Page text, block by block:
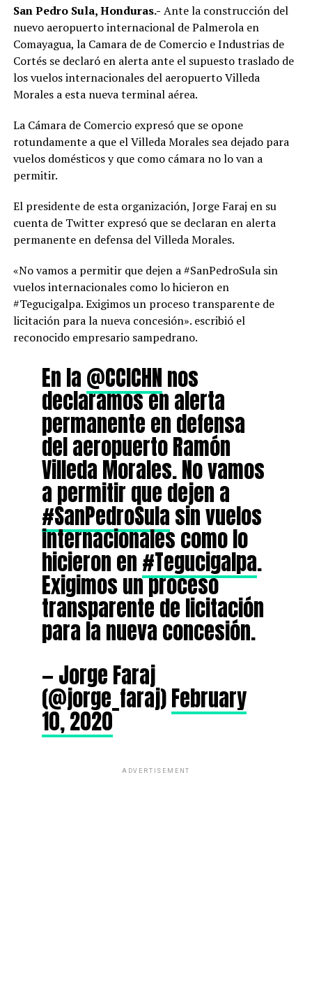
San Pedro Sula, Honduras.- Ante la construcción del
nuevo aeropuerto internacional de Palmerola en
Comayagua, la Camara de de Comercio e Industrias de
Cortés se declaró en alerta ante el supuesto traslado de
los vuelos internacionales del aeropuerto Villeda
Morales a esta nueva terminal aérea.
La Cámara de Comercio expresó que se opone
rotundamente a que el Villeda Morales sea dejado para
vuelos domésticos y que como cámara no lo van a
permitir.
El presidente de esta organización, Jorge Faraj en su
cuenta de Twitter expresó que se declaran en alerta
permanente en defensa del Villeda Morales.
«No vamos a permitir que dejen a #SanPedroSula sin
vuelos internacionales como lo hicieron en
#Tegucigalpa. Exigimos un proceso transparente de
licitación para la nueva concesión». escribió el
reconocido empresario sampedrano.
En la@CCICHNnos
declaramos en alerta
permanente en defensa
del aeropuerto Ramón
Villeda Morales. No vamos
a permitir que dejen a
#SanPedroSulasin vuelos
internacionales como lo
hicieron en#Tegucigalpa.
Exigimos un proceso
transparente de licitación
para la nueva concesión.
— Jorge Faraj
(@jorge_faraj)February
10, 2020
ADVERTISEMENT